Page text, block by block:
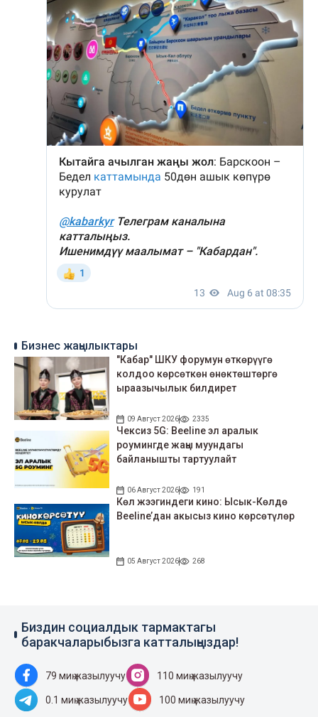
Бизнес жаңылыктары
"Кабар" ШКУ форумун өткөрүүгө
колдоо көрсөткөн өнөктөштөргө
ыраазычылык билдирет
09 Август 2026 2335
Чексиз 5G: Beeline эл аралык
роумингде жаңы муундагы
байланышты тартуулайт
06 Август 2026 191
Көл жээгиндеги кино: Ысык-Көлдө
Beeline’дан акысыз кино көрсөтүлөр
05 Август 2026 268
Биздин социалдык тармактагы
баракчаларыбызга катталыңыздар!
79 миң жазылуучу 110 миң жазылуучу
0.1 миң жазылуучу 100 миң жазылуучу